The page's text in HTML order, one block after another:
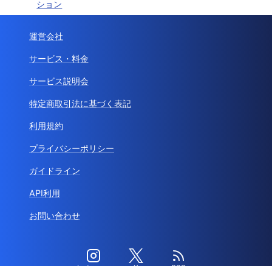
ション
運営会社
サービス・料金
サービス説明会
特定商取引法に基づく表記
利用規約
プライバシーポリシー
ガイドライン
API利用
お問い合わせ